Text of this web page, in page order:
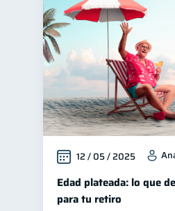
12 / 05 / 2025
Edad plateada: lo que
para tu retiro